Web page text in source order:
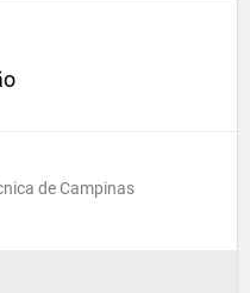
de Campinas